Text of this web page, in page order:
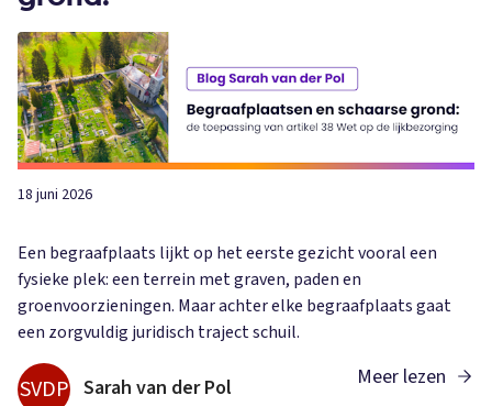
18 juni 2026
Een begraafplaats lijkt op het eerste gezicht vooral een
fysieke plek: een terrein met graven, paden en
groenvoorzieningen. Maar achter elke begraafplaats gaat
een zorgvuldig juridisch traject schuil.
SVDP Sarah van der Pol Meer lezen